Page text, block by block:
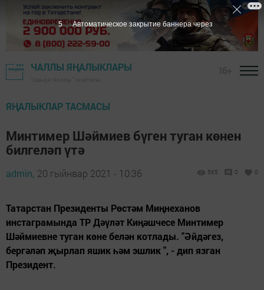
ЧАЛЛЫ ЯҢАЛЫКЛАРЫ
ЯҢАЛЫКЛАР ТАСМАСЫ
Минтимер Шәймиев бүген туган көнен
билгеләп үтә
admin, 20 гыйнвар 2021 - 10:36 565 0 0
Татарстан Президенты Рөстәм Миңнеханов
инстаграмында ТР Дәүләт Киңәшчесе Минтимер
Шәймиевне туган көне белән котлады. "Әйдәгез,
бергәләп җырлап яшик һәм эшлик ", - дип язган
Президент.
4 Автоматическое закрытие баннера через